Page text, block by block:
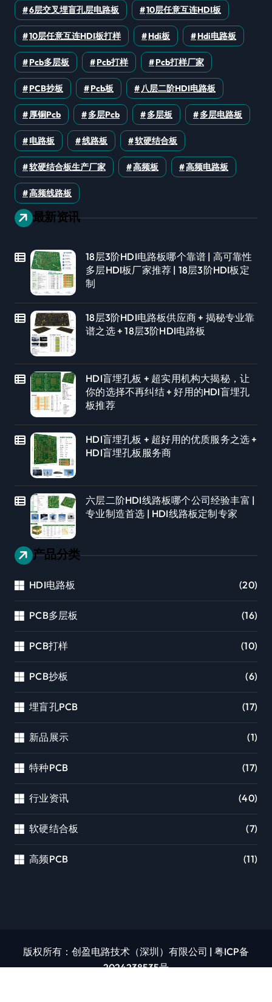
6层交叉埋盲孔层电路板 10层任意互连HDI板
10层任意互连HDI板打样 Hdi板 Hdi电路板
Pcb多层板 Pcb打样 Pcb打样厂家
PCB抄板 Pcb板 八层二阶HDI电路板
厚铜pcb 多层pcb 多层板 多层电路板
电路板 线路板 软硬结合板
软硬结合板生产厂家 高频板 高频电路板
高频线路板
最新资讯
18层3阶HDI电路板哪个靠谱 | 高可靠性
多层HDI板厂家推荐 | 18层3阶HDI板定
制
18层3阶HDI电路板供应商 + 揭秘专业靠
谱之选 + 18层3阶HDI电路板
HDI盲埋孔板 + 超实用机构大揭秘，让
你的选择不再纠结 + 好用的HDI盲埋孔
板推荐
HDI盲埋孔板 + 超好用的优质服务之选 +
HDI盲埋孔板服务商
六层二阶HDI线路板哪个公司经验丰富 |
专业制造首选 | HDI线路板定制专家
产品分类
HDI电路板 (20)
PCB多层板 (16)
PCB打样 (10)
PCB抄板 (6)
埋盲孔PCB (17)
新品展示 (1)
特种PCB (17)
行业资讯 (40)
软硬结合板 (7)
高频PCB (11)
版权所有：创盈电路技术（深圳）有限公司 | 粤ICP备
2024238535号